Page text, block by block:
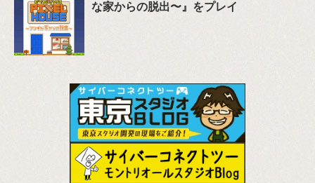
な家からの脱出〜』をプレイ